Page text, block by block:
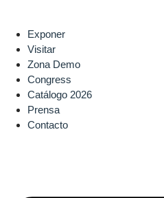
Exponer
Visitar
Zona Demo
Congress
Catálogo 2026
Prensa
Contacto